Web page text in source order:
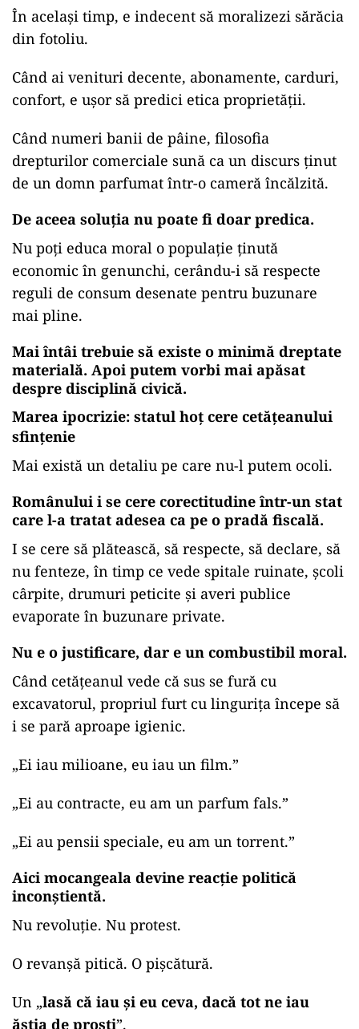
În același timp, e indecent să moralizezi sărăcia
din fotoliu.
Când ai venituri decente, abonamente, carduri,
confort, e ușor să predici etica proprietății.
Când numeri banii de pâine, filosofia
drepturilor comerciale sună ca un discurs ținut
de un domn parfumat într-o cameră încălzită.
De aceea soluția nu poate fi doar predica.
Nu poți educa moral o populație ținută
economic în genunchi, cerându-i să respecte
reguli de consum desenate pentru buzunare
mai pline.
Mai întâi trebuie să existe o minimă dreptate
materială. Apoi putem vorbi mai apăsat
despre disciplină civică.
Marea ipocrizie: statul hoț cere cetățeanului
sfințenie
Mai există un detaliu pe care nu-l putem ocoli.
Românului i se cere corectitudine într-un stat
care l-a tratat adesea ca pe o pradă fiscală.
I se cere să plătească, să respecte, să declare, să
nu fenteze, în timp ce vede spitale ruinate, școli
cârpite, drumuri peticite și averi publice
evaporate în buzunare private.
Nu e o justificare, dar e un combustibil moral.
Când cetățeanul vede că sus se fură cu
excavatorul, propriul furt cu lingurița începe să
i se pară aproape igienic.
„Ei iau milioane, eu iau un film.”
„Ei au contracte, eu am un parfum fals.”
„Ei au pensii speciale, eu am un torrent.”
Aici mocangeala devine reacție politică
inconștientă.
Nu revoluție. Nu protest.
O revanșă pitică. O pișcătură.
Un „lasă că iau și eu ceva, dacă tot ne iau
ăștia de proști”.